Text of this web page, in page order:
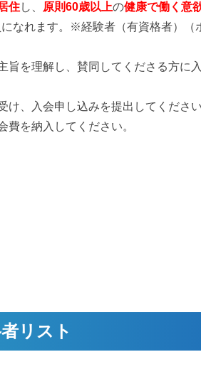
住し、 原則60歳以上の健康で働く意
なれま す。
※経験者（有資格者）（
旨を理解し、賛同してくださる方に
け、入会申し込みを提出してください
費を納入してください。
リスト